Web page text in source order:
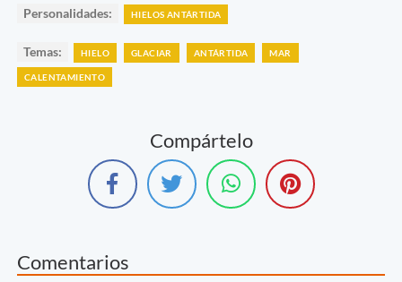
Personalidades: HIELOS ANTÁRTIDA
Temas: HIELO GLACIAR ANTÁRTIDA MAR
CALENTAMIENTO
Compártelo
Comentarios